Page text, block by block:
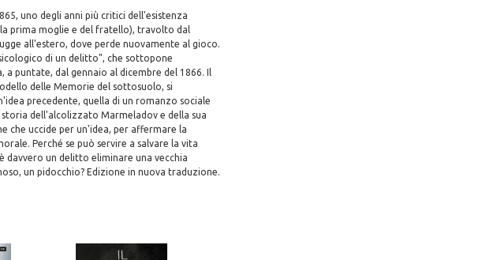
uno degli anni più critici dell'esistenza
prima moglie e del fratello), travolto dal
all'estero, dove perde nuovamente al gioco.
di un delitto", che sottopone
a puntate, dal gennaio al dicembre del 1866. Il
delle Memorie del sottosuolo, si
precedente, quella di un romanzo sociale
dell'alcolizzato Marmeladov e della sua
che uccide per un'idea, per affermare la
Perché se può servire a salvare la vita
davvero un delitto eliminare una vecchia
un pidocchio? Edizione in nuova traduzione.